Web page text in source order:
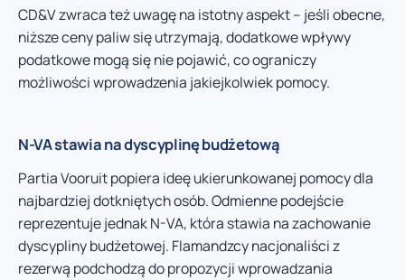
CD&V zwraca też uwagę na istotny aspekt – jeśli obecne,
niższe ceny paliw się utrzymają, dodatkowe wpływy
podatkowe mogą się nie pojawić, co ograniczy
możliwości wprowadzenia jakiejkolwiek pomocy.
N-VA stawia na dyscyplinę budżetową
Partia Vooruit popiera ideę ukierunkowanej pomocy dla
najbardziej dotkniętych osób. Odmienne podejście
reprezentuje jednak N-VA, która stawia na zachowanie
dyscypliny budżetowej. Flamandzcy nacjonaliści z
rezerwą podchodzą do propozycji wprowadzania